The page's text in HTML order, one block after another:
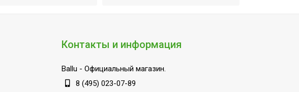
Контакты и информация
Ballu - Официальный магазин.
8 (495) 023-07-89